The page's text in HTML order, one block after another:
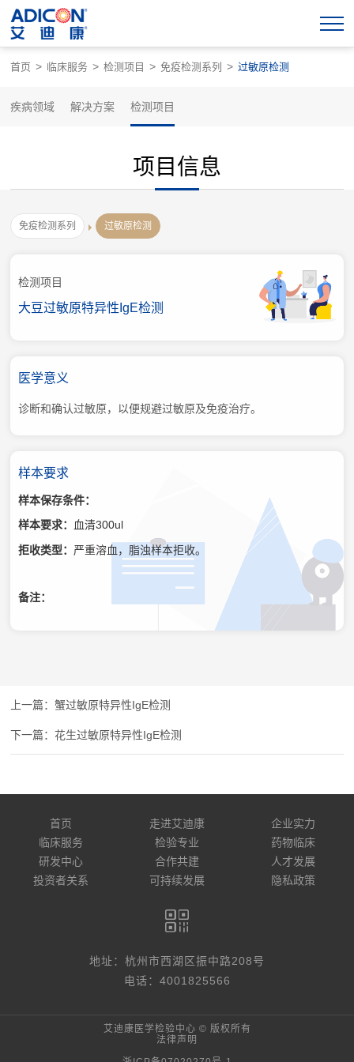
首页 > 临床服务 > 检测项目 > 免疫检测系列 > 过敏原检测
疾病领域 解决方案 检测项目
项目信息
免疫检测系列 过敏原检测
检测项目
大豆过敏原特异性IgE检测
医学意义
诊断和确认过敏原，以便规避过敏原及免疫治疗。
样本要求
样本保存条件：
样本要求： 血清300ul
拒收类型： 严重溶血，脂浊样本拒收。
备注：
蟹过敏原特异性IgE检测
花生过敏原特异性IgE检测
首页 走进艾迪康
企业实力
临床服务
检验专业
药物临床
研发中心
合作共建
人才发展
投资者关系
可持续发展 隐私政策
地址：杭州市西湖区振中路208号
电话：4001825566
艾迪康医学检验中心 © 版权所有
法律声明